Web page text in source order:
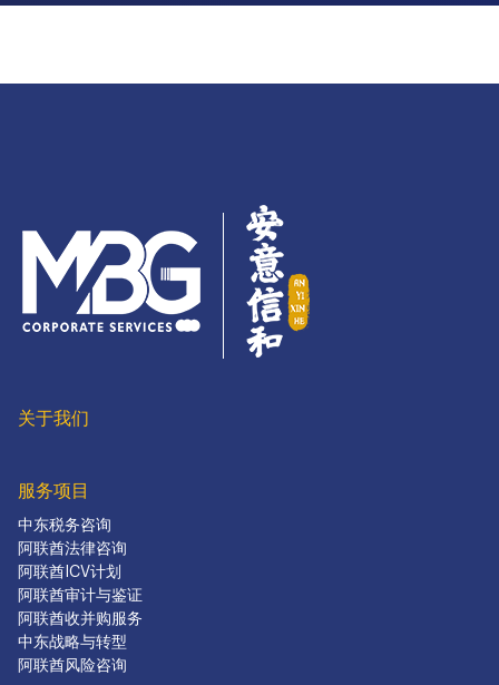
关于我们
服务项目
中东税务咨询
阿联酋法律咨询
阿联酋ICV计划
阿联酋审计与鉴证
阿联酋收并购服务
中东战略与转型
阿联酋风险咨询